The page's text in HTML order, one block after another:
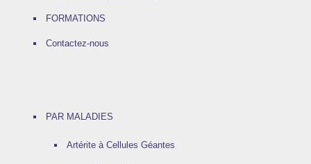
FORMATIONS
Contactez-nous
PAR MALADIES
Artérite à Cellules Géantes